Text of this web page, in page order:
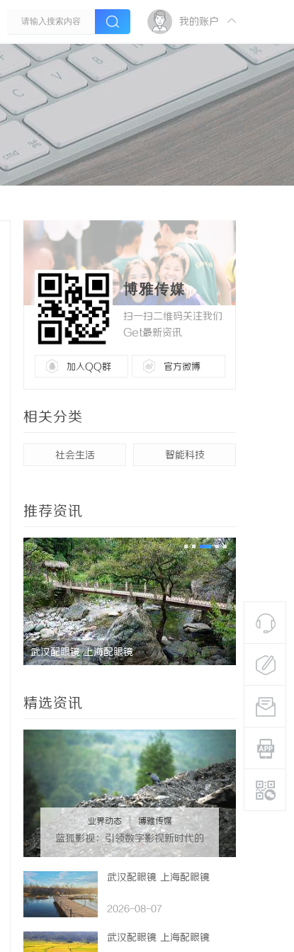
我的账户
博雅传媒
扫一扫二维码关注我们
Get最新资讯
加入QQ群 官方微博
相关分类
社会生活 智能科技
推荐资讯
武汉配眼镜 上海配眼镜 青鸟影视
精选资讯
业界动态 | 博雅传媒
蓝狐影视：引领数字影视新时代的
创新力量
武汉配眼镜 上海配眼镜
2026-08-07
武汉配眼镜 上海配眼镜